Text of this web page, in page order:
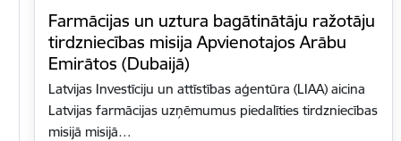
Farmācijas un uztura bagātinātāju ražotāju
tirdzniecības misija Apvienotajos Arābu
Emirātos (Dubaijā)
Latvijas Investīciju un attīstības aģentūra (LIAA) aicina
Latvijas farmācijas uzņēmumus piedalīties tirdzniecības
misijā misijā…